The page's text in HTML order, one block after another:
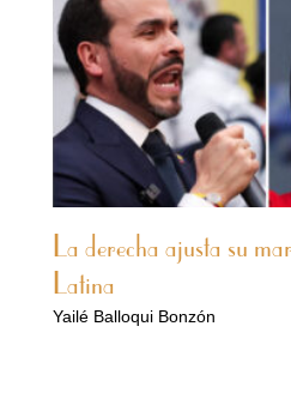
La derecha ajusta su
Latina
Yailé Balloqui Bonzón